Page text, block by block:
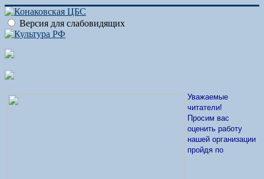
Версия для слабовидящих
Уважаемые
читатели!
Просим вас
оценить работу
нашей организации
пройдя по